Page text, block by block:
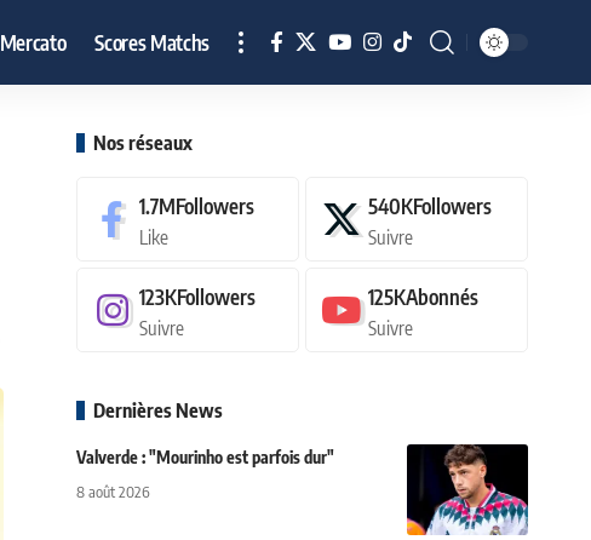
Mercato Scores Matchs
Nos réseaux
1.7MFollowers
Like
540KFollowers
Suivre
123KFollowers
Suivre
125KAbonnés
Suivre
Dernières News
Valverde : "Mourinho est parfois dur"
8 août 2026